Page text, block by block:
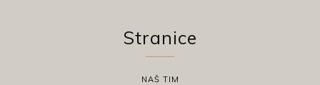
Stranice
NAŠ TIM